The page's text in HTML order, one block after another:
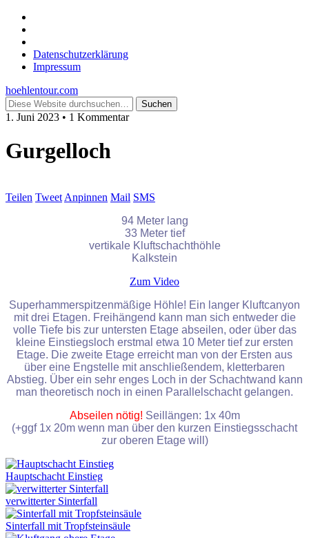
Datenschutzerklärung
Impressum
hoehlentour.com
1. Juni 2023 • 1 Kommentar
Gurgelloch
Teilen Tweet Anpinnen Mail SMS
94 Meter lang
33 Meter tief
vertikale Kluftschachthöhle
Kalkstein
Zum Video
Superhammerspitzenmäßige Höhle! Ein langer Kluftcanyon
mit drei Etagen. Freihängend kann man sich entweder die
volle Tiefe bis zur untersten Etage abseilen, oder über das
kleine Einstiegsloch erstmal etwa 10 Meter tief zur ersten
Etage. Die zweite Etage erreicht man von der Ersten aus
über eine Engstelle mit anschließendem, kletterbaren
Abstieg. Über ein sehr enges Loch in der Schachtwand kann
man theoretisch noch in einen Parallelschacht gelangen.
Abseilen nötig! Seillängen: 1x 40m
(+ggf 1x 20m wenn man über den kurzen Einstiegsschacht
zur oberen Etage will)
Hauptschacht Einstieg
verwitterter Sinterfall
Sinterfall mit Tropfsteinsäule